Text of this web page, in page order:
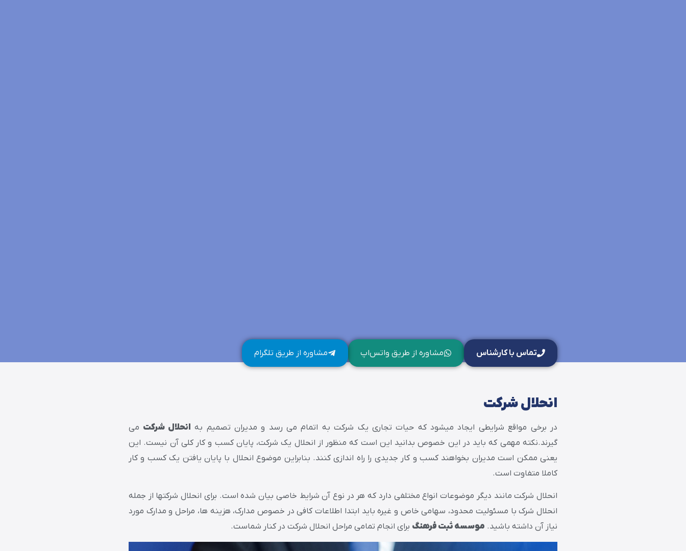
مشاوره از طریق واتس‌اپ مشاوره از طریق تلگرام تماس با کارشناس
انحلال شرکت
در برخی مواقع شرایطی ایجاد میشود که حیات تجاری یک شرکت به اتمام می رسد و مدیران تصمیم به انحلال شرکت می
گیرند.نکته مهمی که باید در این خصوص بدانید این است که منظور از انحلال یک شرکت، پایان کسب و کار کلی آن نیست. این
یعنی ممکن است مدیران بخواهند کسب و کار جدیدی را راه اندازی کنند. بنابراین موضوع انحلال با پایان یافتن یک کسب و کار
کاملا متفاوت است.
انحلال شرکت مانند دیگر موضوعات انواع مختلفی دارد که هر در نوع آن شرایط خاصی بیان شده است. برای انحلال شرکتها از جمله
انحلال شرک با مسئولیت محدود، سهامی خاص و غیره باید ابتدا اطلاعات کافی در خصوص مدارک، هزینه ها، مراحل و مدارک مورد
نیاز آن داشته باشید. موسسه ثبت فرهنگ برای انجام تمامی مراحل انحلال شرکت در کنار شماست.